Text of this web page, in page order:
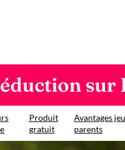
Produit
gratuit
Avantages
parents